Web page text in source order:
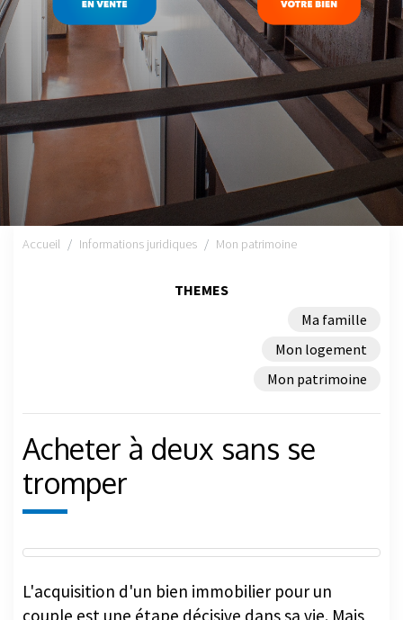
Accueil Informations juridiques Mon patrimoine
THEMES
Ma famille
Mon logement
Mon patrimoine
Acheter à deux sans se
tromper
L'acquisition d'un bien immobilier pour un
couple est une étape décisive dans sa vie. Mais